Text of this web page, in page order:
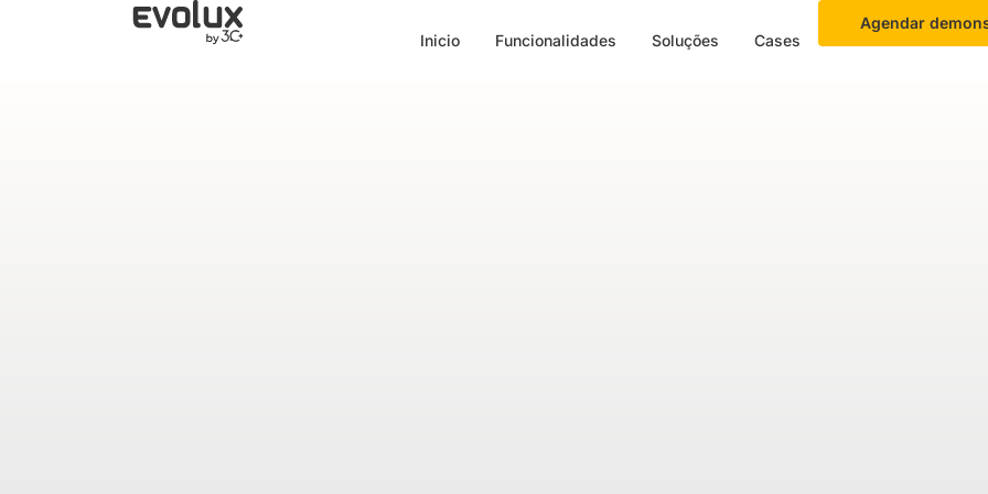
Inicio Funcionalidades Soluções Cases
Agendar